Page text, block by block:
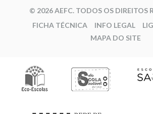
© 2026 AEFC. TODOS OS DIREITOS
FICHA TÉCNICA
INFO LEGAL
MAPA DO SITE